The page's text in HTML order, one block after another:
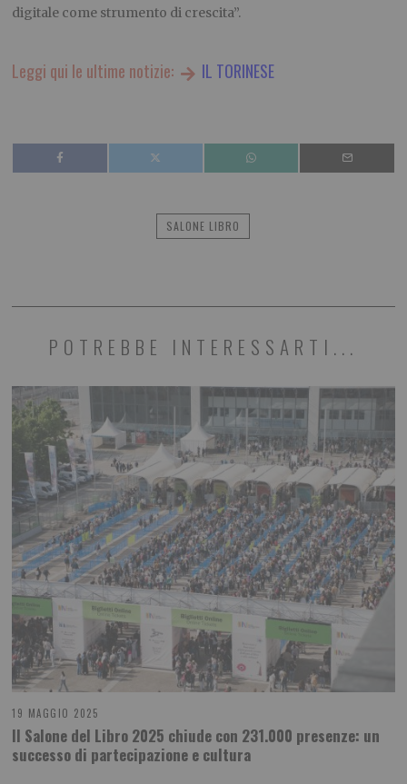
digitale come strumento di crescita”.
Leggi qui le ultime notizie: IL TORINESE
SALONE LIBRO
POTREBBE INTERESSARTI...
19 MAGGIO 2025
Il Salone del Libro 2025 chiude con 231.000 presenze: un
successo di partecipazione e cultura